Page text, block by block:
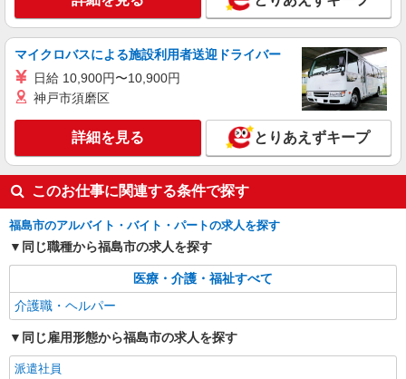
詳細を見る
派遣社員
株式会社kotrio /●SD-H-1975144
福島市｜日払いOK！日収1万円超え×サ高住ス
時給1350円〜2062円 ＜日払い有/週払い有/交
通費全支給(ガソリン代含む)＞
キープ 詳細を見る
派遣社員
株式会社kotrio /●SD-H-2066341
毎日通うのが楽しみになる＊ホテルのような美
時給1350円〜2062円 ＜日払い有/週払い有/交
通費全支給(ガソリン代含む)＞
マイクロバスによる施設利用者送迎ドライバー
日給 10,900円〜10,900円
神戸市須磨区
詳細を見る とりあえずキープ
このお仕事に関連する条件で探す
福島市のアルバイト・バイト・パートの求人を探す
同じ職種から福島市の求人を探す
医療・介護・福祉すべて
介護職・ヘルパー
同じ雇用形態から福島市の求人を探す
派遣社員